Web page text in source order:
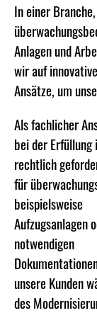
In einer
Anlagen und
wir auf innovative
Ansätze, um
Als fachlicher
bei der
rechtlich
für
beispielsweise
Aufzugsanlagen
notwendigen
unsere Kunden
des